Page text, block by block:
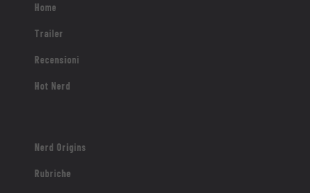
Home
Trailer
Recensioni
Hot Nerd
Nerd Origins
Rubriche